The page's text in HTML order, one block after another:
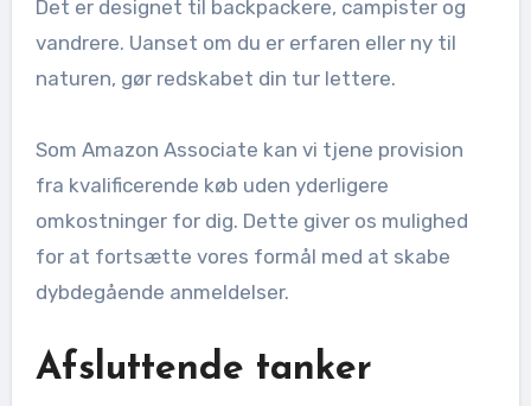
Det er designet til backpackere, campister og
vandrere. Uanset om du er erfaren eller ny til
naturen, gør redskabet din tur lettere.
Som Amazon Associate kan vi tjene provision
fra kvalificerende køb uden yderligere
omkostninger for dig. Dette giver os mulighed
for at fortsætte vores formål med at skabe
dybdegående anmeldelser.
Afsluttende tanker